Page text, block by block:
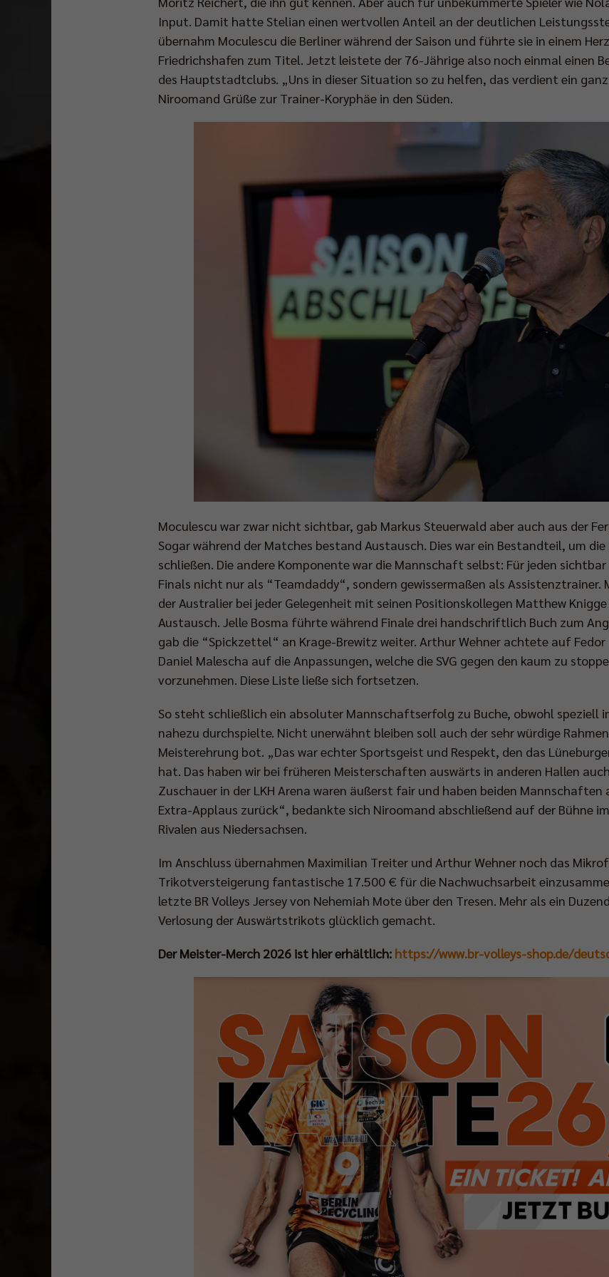
Input. Damit hatte Stelian einen wertvollen Anteil an der deutlichen
übernahm Moculescu die Berliner während der Saison und führte sie in einem
Friedrichshafen zum Titel. Jetzt leistete der 76-Jährige also noch einmal einen
des Hauptstadtclubs. „Uns in dieser Situation so zu helfen, das verdient ein
Niroomand Grüße zur Trainer-Koryphäe in den Süden.
Moculescu war zwar nicht sichtbar, gab Markus Steuerwald aber auch aus der
Sogar während der Matches bestand Austausch. Dies war ein Bestandteil, um
schließen. Die andere Komponente war die Mannschaft selbst: Für jeden
Finals nicht nur als “Teamdaddy“, sondern gewissermaßen als Assistenztrainer.
der Australier bei jeder Gelegenheit mit seinen Positionskollegen Matthew
Austausch. Jelle Bosma führte während Finale drei handschriftlich Buch zum
gab die “Spickzettel“ an Krage-Brewitz weiter. Arthur Wehner achtete auf
Daniel Malescha auf die Anpassungen, welche die SVG gegen den kaum zu
vorzunehmen. Diese Liste ließe sich fortsetzen.
So steht schließlich ein absoluter Mannschaftserfolg zu Buche, obwohl speziell
nahezu durchspielte. Nicht unerwähnt bleiben soll auch der sehr würdige
Meisterehrung bot. „Das war echter Sportsgeist und Respekt, den das
hat. Das haben wir bei früheren Meisterschaften auswärts in anderen Hallen
Zuschauer in der LKH Arena waren äußerst fair und haben beiden
Extra-Applaus zurück“, bedankte sich Niroomand abschließend auf der Bühne
Rivalen aus Niedersachsen.
Im Anschluss übernahmen Maximilian Treiter und Arthur Wehner noch das
Trikotversteigerung fantastische 17.500 € für die Nachwuchsarbeit
letzte BR Volleys Jersey von Nehemiah Mote über den Tresen. Mehr als ein
Verlosung der Auswärtstrikots glücklich gemacht.
Der Meister-Merch 2026 ist hier erhältlich: https://www.br-volleys-shop.de/